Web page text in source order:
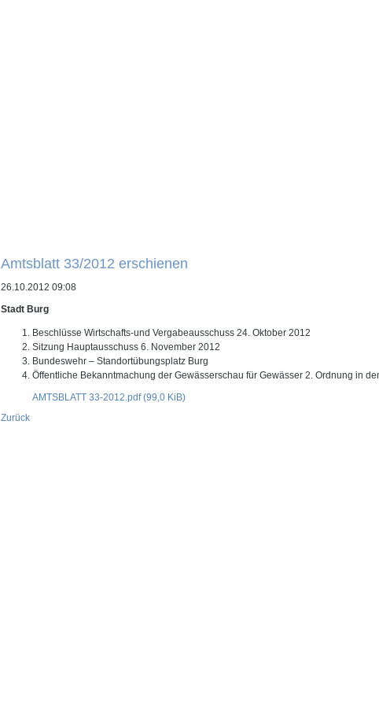
Amtsblatt 33/2012 erschienen
26.10.2012 09:08
Stadt Burg
Beschlüsse Wirtschafts-und Vergabeausschuss 24. Oktober 2012
Sitzung Hauptausschuss 6. November 2012
Bundeswehr – Standortübungsplatz Burg
Öffentliche Bekanntmachung der Gewässerschau für Gewässer 2. Ordnung in
AMTSBLATT 33-2012.pdf(99,0 KiB)
Zurück